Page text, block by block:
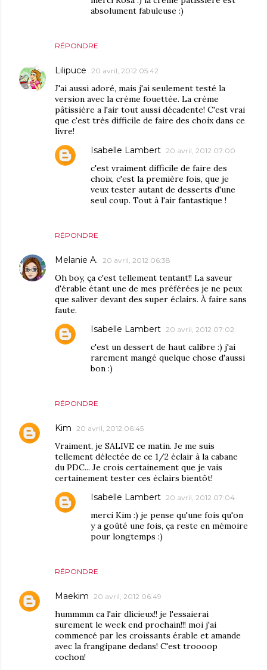
RÉPONDRE
absolument fabuleuse :)
Lilipuce 20 avril, 2012 05:42
J'ai aussi adoré, mais j'ai seulement testé la
version avec la crème fouettée. La crème
pâtissière a l'air tout aussi décadente! C'est vrai
que c'est très difficile de faire des choix dans ce
livre!
RÉPONDRE
Isabelle Lambert 20 avril, 2012 07:00
c'est vraiment difficile de faire des
choix, c'est la première fois, que je
veux tester autant de desserts d'une
seul coup. Tout à l'air fantastique !
Melanie A. 20 avril, 2012 06:38
Oh boy, ça c'est tellement tentant!! La saveur
d'érable étant une de mes préférées je ne peux
que saliver devant des super éclairs. À faire sans
faute.
RÉPONDRE
Isabelle Lambert 20 avril, 2012 07:02
c'est un dessert de haut calibre :) j'ai
rarement mangé quelque chose d'aussi
bon :)
Kim 20 avril, 2012 06:45
Vraiment, je SALIVE ce matin. Je me suis
tellement délectée de ce 1/2 éclair à la cabane
du PDC... Je crois certainement que je vais
certainement tester ces éclairs bientôt!
RÉPONDRE
Isabelle Lambert 20 avril, 2012 07:04
merci Kim :) je pense qu'une fois qu'on
y a goûté une fois, ça reste en mémoire
pour longtemps :)
Maekim 20 avril, 2012 06:49
hummmm ca l'air dlicieux!! je l'essaierai
surement le week end prochain!!! moi j'ai
commencé par les croissants érable et amande
avec la frangipane dedans! C'est troooop
cochon!